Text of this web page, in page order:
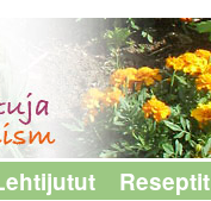
Reseptit